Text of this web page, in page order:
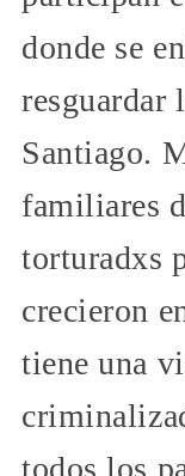
donde se
resguardar
Santiago.
familiares
torturadxs
crecieron
tiene una
todos los